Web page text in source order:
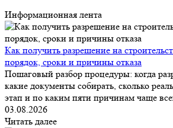
Информационная лента
Как получить разрешение на
порядок, сроки и причины отказа
Пошаговый разбор процедуры: когда
какие документы собирать, сколько
этап и по каким пяти причинам чаще
03.08.2026
Читать далее